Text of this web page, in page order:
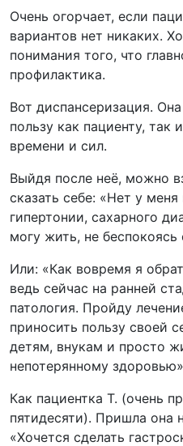
Очень огорчает, если
вариантов нет никаких.
понимания того, что
профилактика.
Вот диспансеризация.
пользу как пациенту, так
времени и сил.
Выйдя после неё, можно
сказать себе: «Нет у меня
гипертонии, сахарного
могу жить, не
Или: «Как вовремя я
ведь сейчас на ранней
патология. Пройду
приносить пользу своей
детям, внукам и просто
непотерянному
Как пациентка Т. (очень
пятидесяти). Пришла она
«Хочется сделать